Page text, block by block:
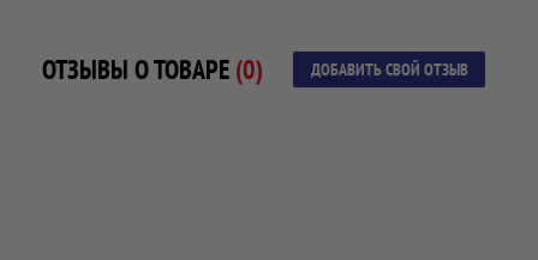
ОТЗЫВЫ О ТОВАРЕ (0) ДОБАВИТЬ СВОЙ ОТЗЫВ